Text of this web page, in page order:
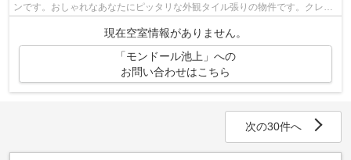
ンです。おしゃれなあなたにピッタリな外観タイル張りの物件です。クレジ
ットカードで初期費用がお支払いいた...
現在空室情報がありません。
「モンドール池上」への
お問い合わせはこちら
次の30件へ